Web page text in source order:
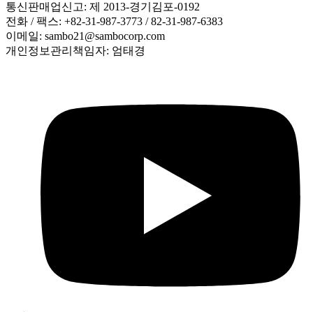
통신판매업신고: 제 2013-경기김포-0192
전화 / 팩스: +82-31-987-3773 / 82-31-987-6383
이메일: sambo21@sambocorp.com
개인정보관리책임자: 엄태경